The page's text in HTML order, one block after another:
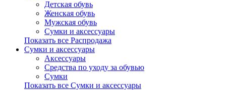
Детская обувь
Женская обувь
Мужская обувь
Сумки и аксессуары
Показать все Распродажа
Сумки и аксессуары
Аксессуары
Средства по уходу за обувью
Сумки
Показать все Сумки и аксессуары